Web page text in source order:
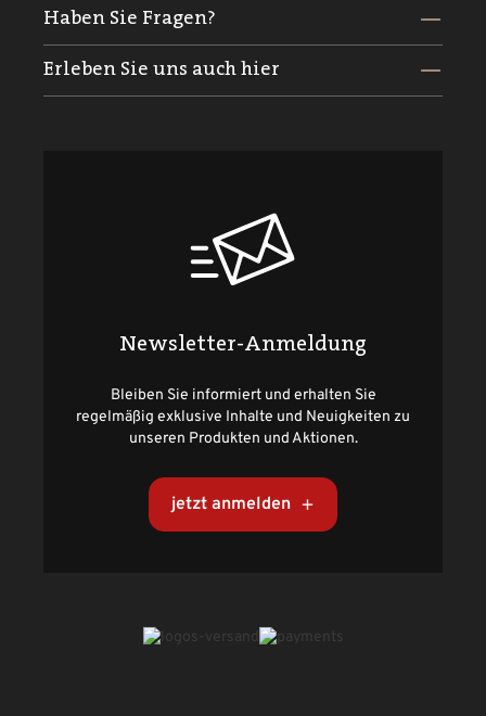
Haben Sie Fragen?
Erleben Sie uns auch hier
Newsletter-Anmeldung
Bleiben Sie informiert und erhalten Sie
regelmäßig exklusive Inhalte und Neuigkeiten zu
unseren Produkten und Aktionen.
jetzt anmelden